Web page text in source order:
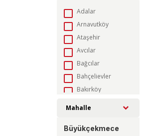
Adalar
Arnavutköy
Ataşehir
Avcılar
Bağcılar
Bahçelievler
Bakırköy
Beşiktaş
Mahalle
Büyükçekmece